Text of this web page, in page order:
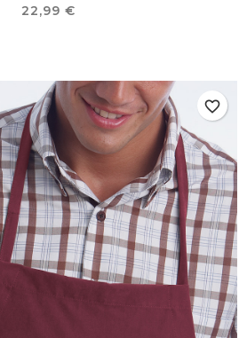
Precio
22,99 €
favorite_border